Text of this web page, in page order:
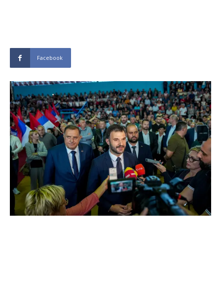
Facebook